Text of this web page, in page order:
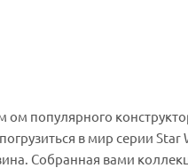
ом популярного
в мир серии Star
Собранная вами